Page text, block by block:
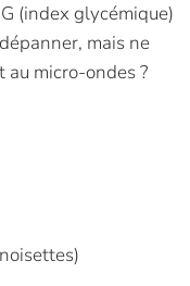
(index glycémique)
mais ne
au micro-ondes ?